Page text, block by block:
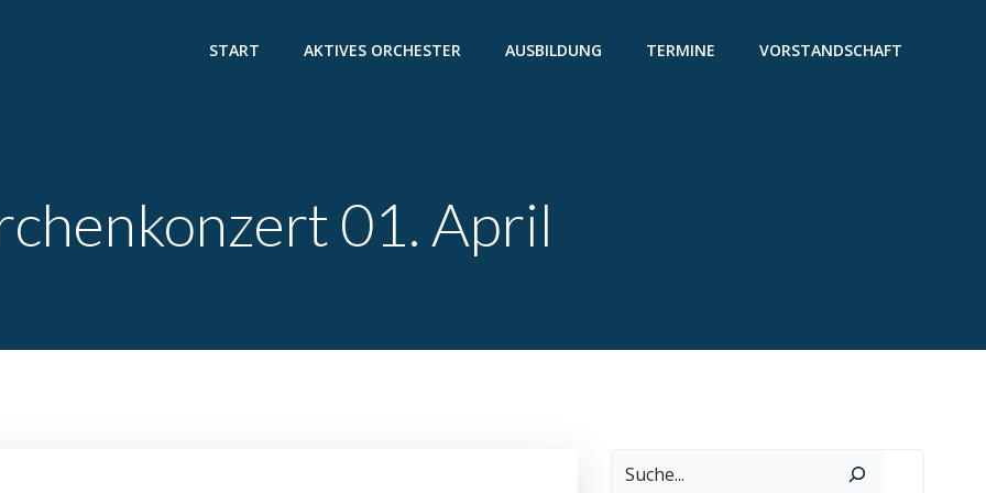
START AKTIVES ORCHESTER AUSBILDUNG TERMINE VORSTANDSCHAFT
01. April
Suchen